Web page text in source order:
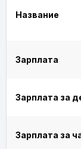
Название
Зарплата
Зарплата за
Зарплата за